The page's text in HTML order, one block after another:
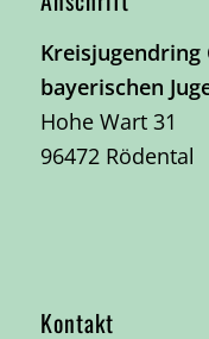
Kreisjugendring
bayerischen
Hohe Wart 31
96472 Rödental
Kontakt